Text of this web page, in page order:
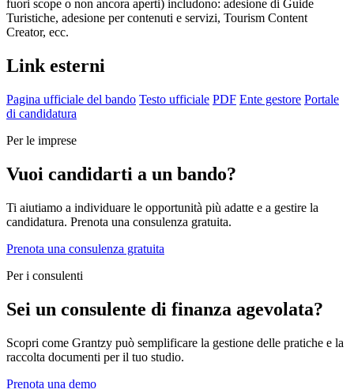
fuori scope o non ancora aperti) includono: adesione di Guide
Turistiche, adesione per contenuti e servizi, Tourism Content
Creator, ecc.
Link esterni
Pagina ufficiale del bando Testo ufficiale PDF Ente gestore Portale
di candidatura
Per le imprese
Vuoi candidarti a un bando?
Ti aiutiamo a individuare le opportunità più adatte e a gestire la
candidatura. Prenota una consulenza gratuita.
Prenota una consulenza gratuita
Per i consulenti
Sei un consulente di finanza agevolata?
Scopri come Grantzy può semplificare la gestione delle pratiche e la
raccolta documenti per il tuo studio.
Prenota una demo